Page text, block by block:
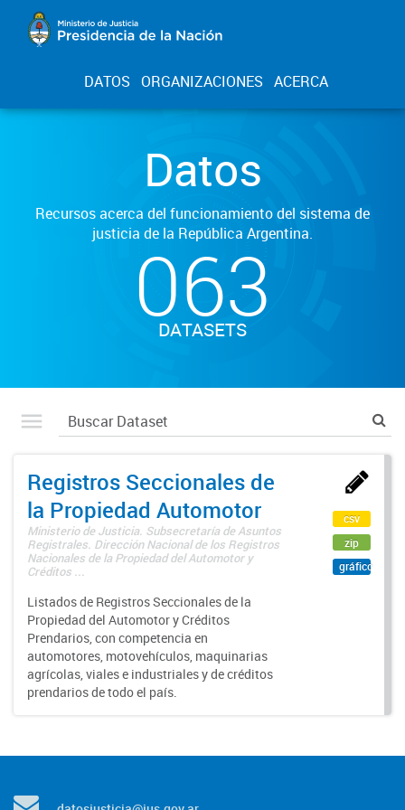
DATOS ORGANIZACIONES ACERCA
Datos
Recursos acerca del funcionamiento del sistema de
justicia de la República Argentina.
063
DATASETS
Registros Seccionales de
la Propiedad Automotor
Ministerio de Justicia. Subsecretaría de Asuntos
Registrales. Dirección Nacional de los Registros
Nacionales de la Propiedad del Automotor y
Créditos ...
Listados de Registros Seccionales de la
Propiedad del Automotor y Créditos
Prendarios, con competencia en
automotores, motovehículos, maquinarias
agrícolas, viales e industriales y de créditos
prendarios de todo el país.
csv
zip
gráfico